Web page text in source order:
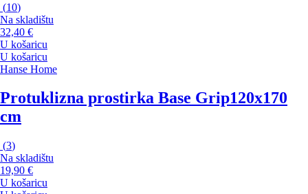
(10)
Na skladištu
32,40 €
U košaricu
U košaricu
Hanse Home
Protuklizna prostirka Base Grip120x170
cm
(3)
Na skladištu
19,90 €
U košaricu